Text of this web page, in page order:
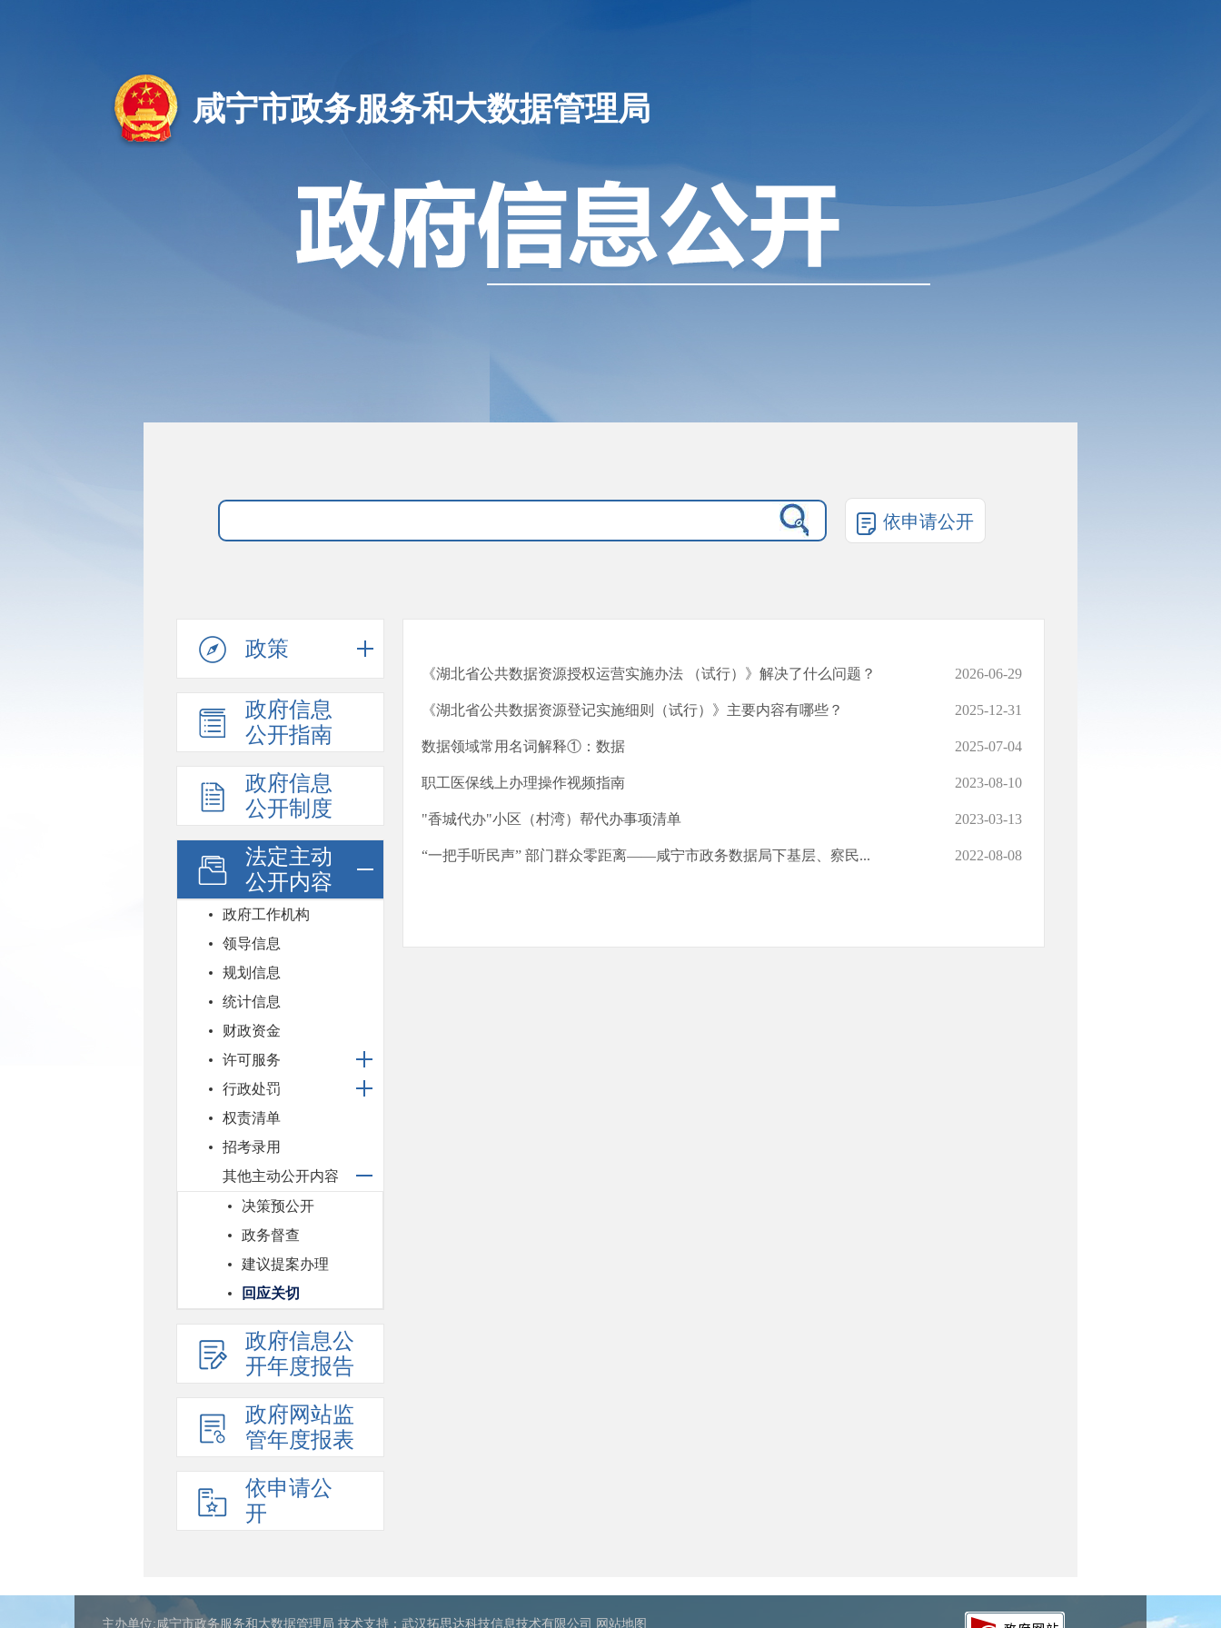
咸宁市政务服务和大数据管理局
依申请公开
政策
政府信息
公开指南
政府信息
公开制度
法定主动
公开内容
政府工作机构
领导信息
规划信息
统计信息
财政资金
许可服务
行政处罚
权责清单
招考录用
其他主动公开内容
决策预公开
政务督查
建议提案办理
回应关切
政府信息公
开年度报告
政府网站监
管年度报表
依申请公
开
《湖北省公共数据资源授权运营实施办法 （试行）》解决了什么问题？ 2026-06-29
《湖北省公共数据资源登记实施细则（试行）》主要内容有哪些？ 2025-12-31
数据领域常用名词解释①：数据 2025-07-04
职工医保线上办理操作视频指南 2023-08-10
"香城代办"小区（村湾）帮代办事项清单 2023-03-13
“一把手听民声” 部门群众零距离——咸宁市政务数据局下基层、察民... 2022-08-08
主办单位:咸宁市政务服务和大数据管理局 技术支持：武汉拓思达科技信息技术有限公司 网站地图